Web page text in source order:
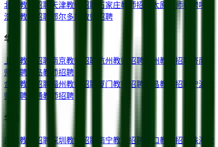
北京 教师招聘 天津教师招聘 石家庄教师招聘 太原 教师招聘呼和
浩特 教师招聘 鄂尔多斯 教师招聘
华东
上海 教师招聘 南京教师招聘 杭州教师招聘 苏州教师招聘 济南
师招聘 青岛教师招聘
合肥 教师招聘 福州教师招聘 厦门 教师招聘 南昌教师招聘 宁波
师招聘 南通教师招聘
华南
广州 教师招聘 深圳 教师招聘 南宁教师招聘 海口教师招聘 珠海